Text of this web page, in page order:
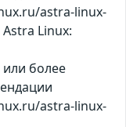
astra-linux-
Linux:
или более
astra-linux-